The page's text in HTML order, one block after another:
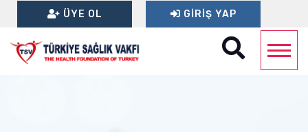
ÜYE OL GIRIŞ YAP